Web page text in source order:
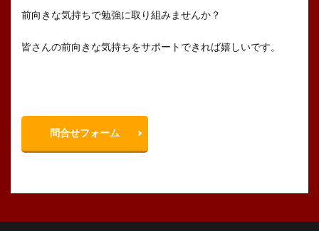
前向きな気持ちで勉強に取り組みませんか？
皆さんの前向きな気持ちをサポートできれば嬉しいです。
問合せフォーム